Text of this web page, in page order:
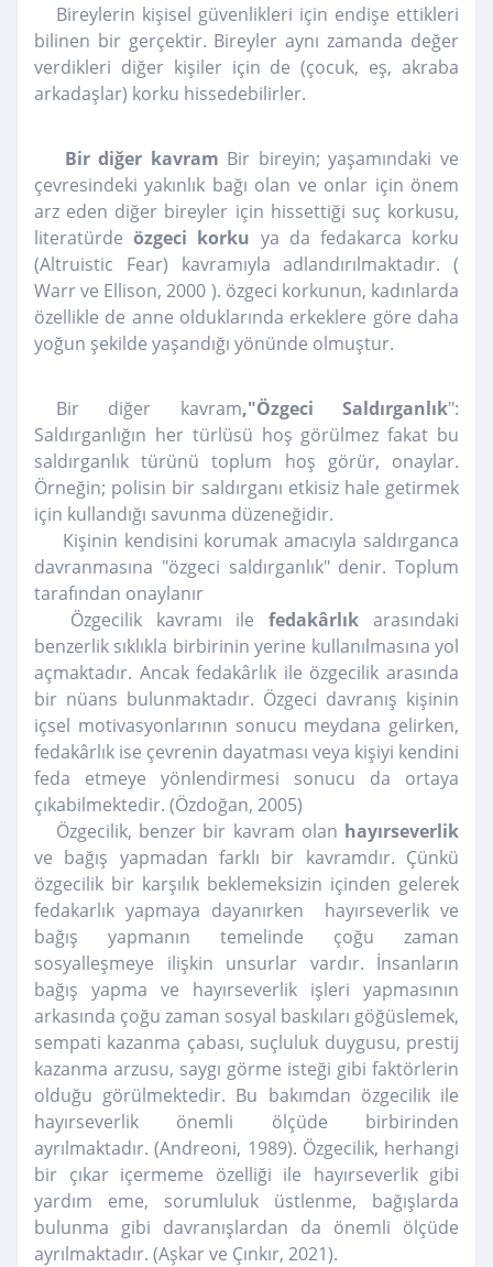
Bireylerin kişisel güvenlikleri için endişe ettikleri
bilinen bir gerçektir. Bireyler aynı zamanda değer
verdikleri diğer kişiler için de (çocuk, eş, akraba
arkadaşlar) korku hissedebilirler.
Bir diğer kavram Bir bireyin; yaşamındaki ve
çevresindeki yakınlık bağı olan ve onlar için önem
arz eden diğer bireyler için hissettiği suç korkusu,
literatürdeözgeci korku ya da fedakarca korku
(Altruistic Fear) kavramıyla adlandırılmaktadır. (
Warr ve Ellison, 2000 ). özgeci korkunun, kadınlarda
özellikle de anne olduklarında erkeklere göre daha
yoğun şekilde yaşandığı yönünde olmuştur.
Bir diğer kavram,"Özgeci Saldırganlık":
Saldırganlığın her türlüsü hoş görülmez fakat bu
saldırganlık türünü toplum hoş görür, onaylar.
Örneğin; polisin bir saldırganı etkisiz hale getirmek
için kullandığı savunma düzeneğidir.
Kişinin kendisini korumak amacıyla saldırganca
davranmasına "özgeci saldırganlık" denir. Toplum
tarafından onaylanır
Özgecilik kavramı ilefedakârlık arasındaki
benzerlik sıklıkla birbirinin yerine kullanılmasına yol
açmaktadır. Ancak fedakârlık ile özgecilik arasında
bir nüans bulunmaktadır. Özgeci davranış kişinin
içsel motivasyonlarının sonucu meydana gelirken,
fedakârlık ise çevrenin dayatması veya kişiyi kendini
feda etmeye yönlendirmesi sonucu da ortaya
çıkabilmektedir. (Özdoğan, 2005)
Özgecilik, benzer bir kavram olan hayırseverlik
ve bağış yapmadan farklı bir kavramdır. Çünkü
özgecilik bir karşılık beklemeksizin içinden gelerek
fedakarlık yapmaya dayanırken hayırseverlik ve
bağış yapmanın temelinde çoğu zaman
sosyalleşmeye ilişkin unsurlar vardır. İnsanların
bağış yapma ve hayırseverlik işleri yapmasının
arkasında çoğu zaman sosyal baskıları göğüslemek,
sempati kazanma çabası, suçluluk duygusu, prestij
kazanma arzusu, saygı görme isteği gibi faktörlerin
olduğu görülmektedir. Bu bakımdan özgecilik ile
hayırseverlik önemli ölçüde birbirinden
ayrılmaktadır. (Andreoni, 1989). Özgecilik, herhangi
bir çıkar içermeme özelliği ile hayırseverlik gibi
yardım eme, sorumluluk üstlenme, bağışlarda
bulunma gibi davranışlardan da önemli ölçüde
ayrılmaktadır. (Aşkar ve Çınkır, 2021).